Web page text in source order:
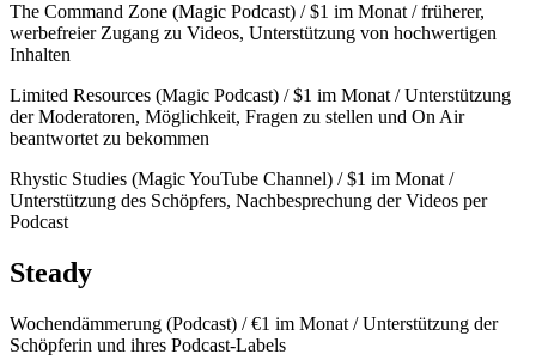
The Command Zone (Magic Podcast) / $1 im Monat / früherer,
werbefreier Zugang zu Videos, Unterstützung von hochwertigen
Inhalten
Limited Resources (Magic Podcast) / $1 im Monat / Unterstützung
der Moderatoren, Möglichkeit, Fragen zu stellen und On Air
beantwortet zu bekommen
Rhystic Studies (Magic YouTube Channel) / $1 im Monat /
Unterstützung des Schöpfers, Nachbesprechung der Videos per
Podcast
Steady
Wochendämmerung (Podcast) / €1 im Monat / Unterstützung der
Schöpferin und ihres Podcast-Labels